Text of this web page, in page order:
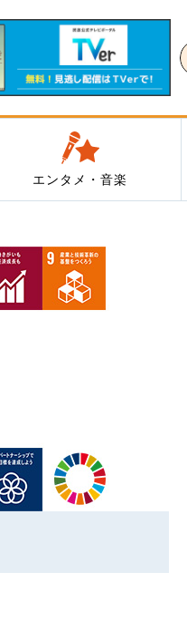
エンタメ・音楽